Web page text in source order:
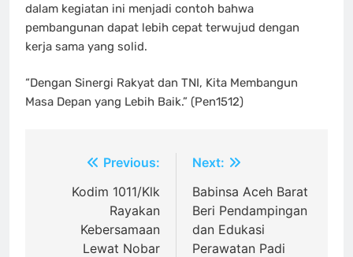
dalam kegiatan ini menjadi contoh bahwa
pembangunan dapat lebih cepat terwujud dengan
kerja sama yang solid.
“Dengan Sinergi Rakyat dan TNI, Kita Membangun
Masa Depan yang Lebih Baik.” (Pen1512)
Navigasi
pos
Previous:
Kodim 1011/Klk
Rayakan
Kebersamaan
Lewat Nobar
Next:
Babinsa Aceh Barat
Beri Pendampingan
dan Edukasi
Perawatan Padi